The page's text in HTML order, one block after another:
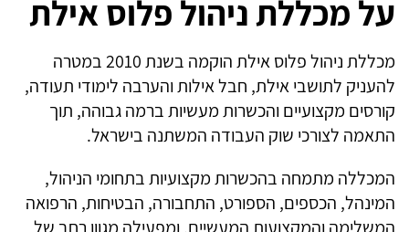
על מכללת ניהול פלוס אילת
מכללת ניהול פלוס אילת הוקמה בשנת 2010 במטרה
להעניק לתושבי אילת, חבל אילות והערבה לימודי תעודה,
קורסים מקצועיים והכשרות מעשיות ברמה גבוהה, תוך
התאמה לצורכי שוק העבודה המשתנה בישראל.
המכללה מתמחה בהכשרות מקצועיות בתחומי הניהול,
המינהל, הכספים, הספורט, התחבורה, הבטיחות, הרפואה